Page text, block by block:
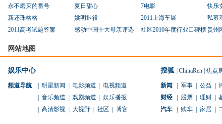
永不磨灭的番号 夏日甜心 7电影
快乐
新还珠格格
姚明退役 2011上海车展
私募
2011高考试题答案
感动中国十大母亲评选 社区2010年度行业口碑榜贵州
网站地图
娱乐中心
频道导航 明星新闻 电影频道
电视频道
音乐频道 戏剧频道
娱乐播报
高清影视 大视野 社区 博客
搜狐 ChinaRen 焦点
新闻 军事 公益
财经
股票 理财
汽车
购车 家居